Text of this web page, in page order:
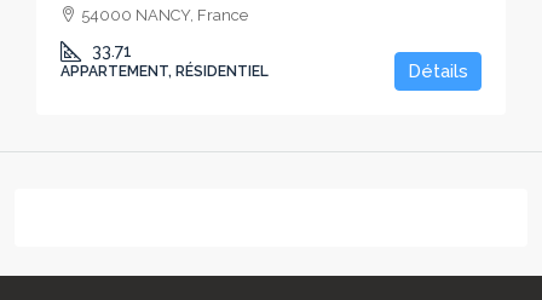
54000 NANCY, France
33.71
APPARTEMENT, RÉSIDENTIEL Détails